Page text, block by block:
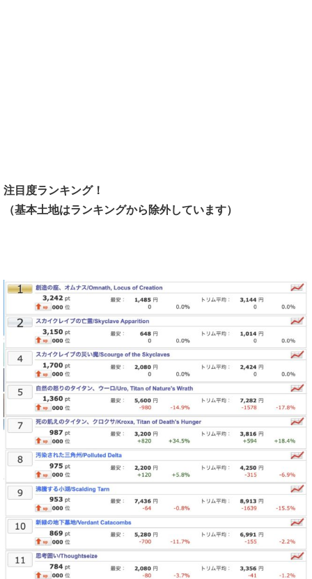
注目度ランキング！
（基本土地はランキングから除外しています）